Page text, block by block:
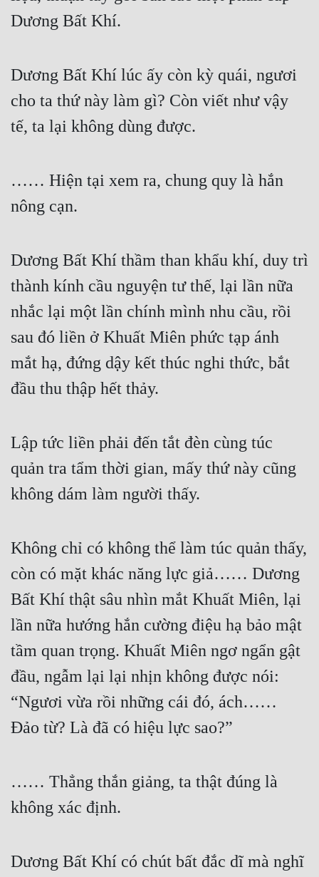
Hệ Thống
Khoa Huyễn Không Gian
Kinh Dị
Kỳ Ảo
Làm Giàu
Lịch Sử
Mưu Mô
Ngược
Nữ Cường
Nữ Phụ
Phương Tây
Phản Phái
Quan Trường
Quân Sự
Tiểu Thuyết
Triều Đấu
Dương Bất Khí.
Dương Bất Khí lúc ấy còn kỳ quái, ngươi
cho ta thứ này làm gì? Còn viết như vậy
tế, ta lại không dùng được.
…… Hiện tại xem ra, chung quy là hắn
nông cạn.
Dương Bất Khí thầm than khẩu khí, duy trì
thành kính cầu nguyện tư thế, lại lần nữa
nhắc lại một lần chính mình nhu cầu, rồi
sau đó liền ở Khuất Miên phức tạp ánh
mắt hạ, đứng dậy kết thúc nghi thức, bắt
đầu thu thập hết thảy.
Lập tức liền phải đến tắt đèn cùng túc
quản tra tẩm thời gian, mấy thứ này cũng
không dám làm người thấy.
Không chỉ có không thể làm túc quản thấy,
còn có mặt khác năng lực giả…… Dương
Bất Khí thật sâu nhìn mắt Khuất Miên, lại
lần nữa hướng hắn cường điệu hạ bảo mật
tầm quan trọng. Khuất Miên ngơ ngẩn gật
đầu, ngẫm lại lại nhịn không được nói:
“Ngươi vừa rồi những cái đó, ách……
Đảo từ? Là đã có hiệu lực sao?”
…… Thẳng thắn giảng, ta thật đúng là
không xác định.
Dương Bất Khí có chút bất đắc dĩ mà nghĩ